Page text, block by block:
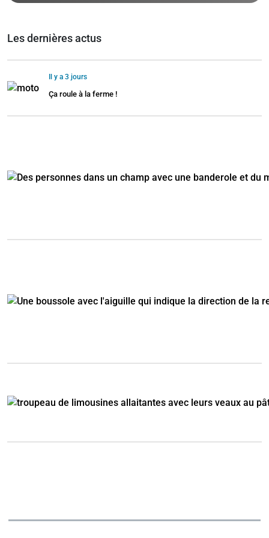
Les dernières actus
Il y a 3 jours
Ça roule à la ferme !